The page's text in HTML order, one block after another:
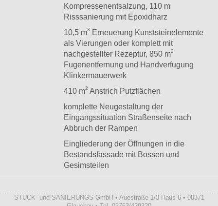
Kompressenentsalzung, 110 m
Risssanierung mit Epoxidharz
10,5 m3
Erneuerung Kunststeinelemente
als Vierungen oder komplett mit
nachgestellter Rezeptur, 850 m2
Fugenentfernung und Handverfugung
Klinkermauerwerk
410 m2 Anstrich Putzflächen
komplette Neugestaltung der
Eingangssituation Straßenseite nach
Abbruch der Rampen
Eingliederung der Öffnungen in die
Bestandsfassade mit Bossen und
Gesimsteilen
STUCK- und SANIERUNGS-GmbH • Auestraße 1/3 Haus 6 • 08371